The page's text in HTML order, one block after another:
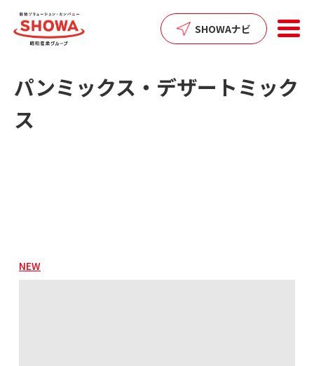
SHOWAナビ
パンミックス・デザートミック
ス
NEW